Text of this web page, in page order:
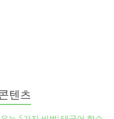
텐츠